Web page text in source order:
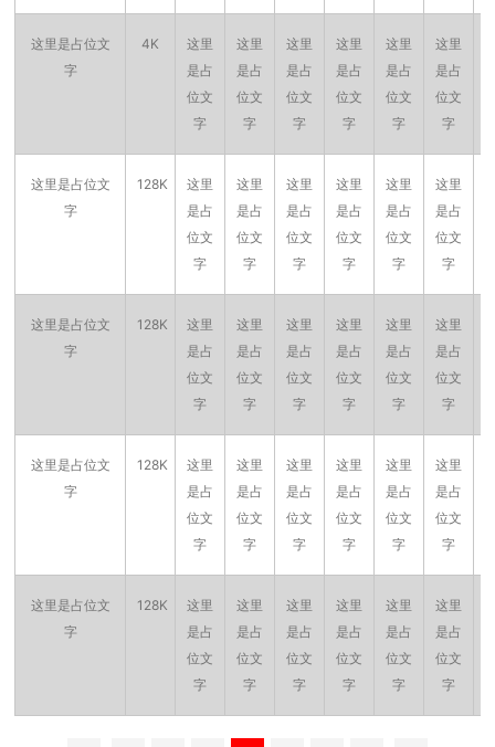
这里是占位文
字
4K
这里
是占
位文
字
这里
是占
位文
字
这里
是占
位文
字
这里
是占
位文
字
这里
是占
位文
字
这里
是占
位文
字
这里是占位文
字
128K
这里
是占
位文
字
这里
是占
位文
字
这里
是占
位文
字
这里
是占
位文
字
这里
是占
位文
字
这里
是占
位文
字
这里是占位文
字
128K
这里
是占
位文
字
这里
是占
位文
字
这里
是占
位文
字
这里
是占
位文
字
这里
是占
位文
字
这里
是占
位文
字
这里是占位文
字
128K
这里
是占
位文
字
这里
是占
位文
字
这里
是占
位文
字
这里
是占
位文
字
这里
是占
位文
字
这里
是占
位文
字
这里是占位文
字
128K
这里
是占
位文
字
这里
是占
位文
字
这里
是占
位文
字
这里
是占
位文
字
这里
是占
位文
字
这里
是占
位文
字